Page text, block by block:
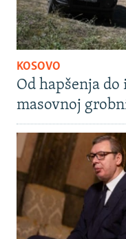
KOSOVO
Od hapšenja do
masovnoj